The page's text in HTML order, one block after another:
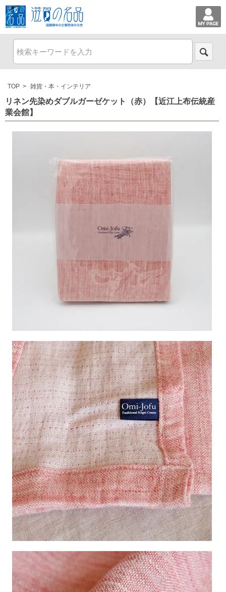
TOP > 雑貨・本・インテリア
リネン先染めダブルガーゼケット（赤）【近江上布伝統産
業会館】